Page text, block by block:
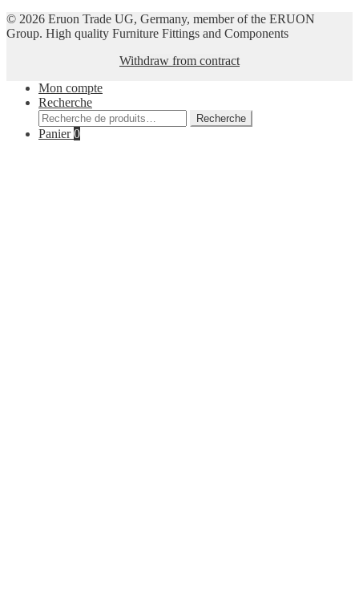
© 2026 Eruon Trade UG, Germany, member of the ERUON
Group. High quality Furniture Fittings and Components
Withdraw from contract
Mon compte
Recherche
Recherche
pour :
Recherche
Panier0